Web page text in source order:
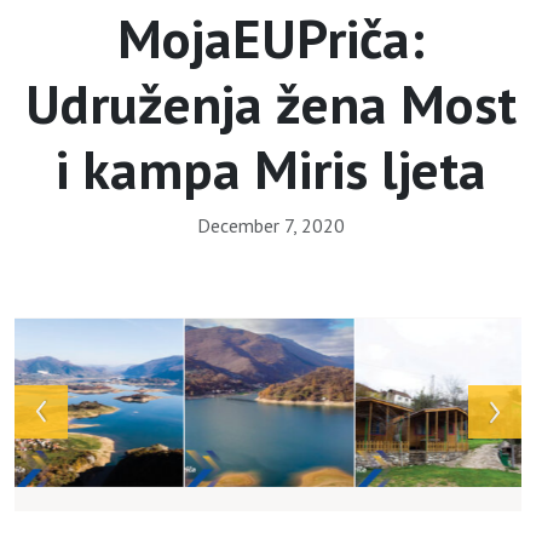
MojaEUPriča:
Udruženja žena Most
i kampa Miris ljeta
December 7, 2020